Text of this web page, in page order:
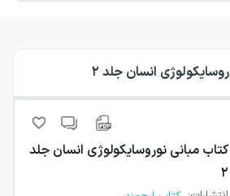
انسان جلد ۲
کتاب مبانی نوروسایکولوژی انسان جلد
۲